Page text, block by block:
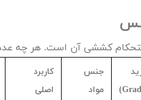
کششی آن است. هر چه عدد
)
جنس
مواد
کاربرد
اصلی